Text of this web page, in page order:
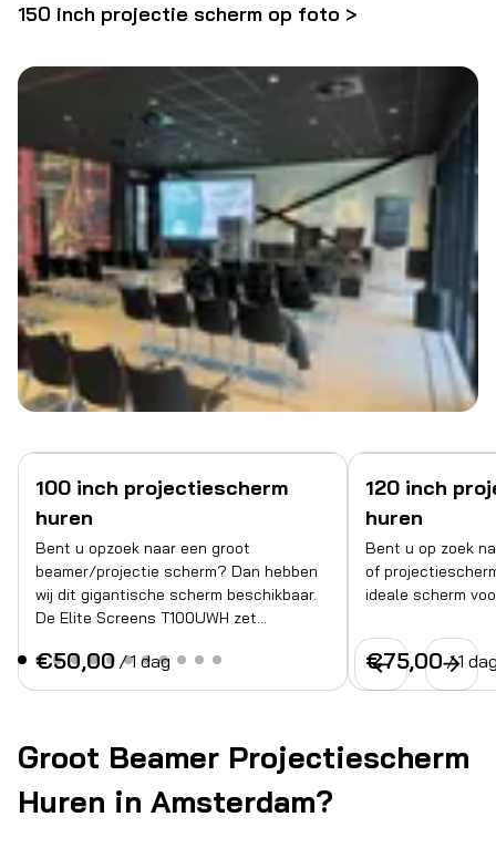
150 inch projectie scherm op foto >
100 inch projectiescherm
huren
Bent u opzoek naar een groot
beamer/projectie scherm? Dan hebben
wij dit gigantische scherm beschikbaar.
De Elite Screens T100UWH zet…
/
120 inch
huren
Bent u op zoek
of
ideale scherm
/
Groot Beamer Projectiescherm
Huren in Amsterdam?